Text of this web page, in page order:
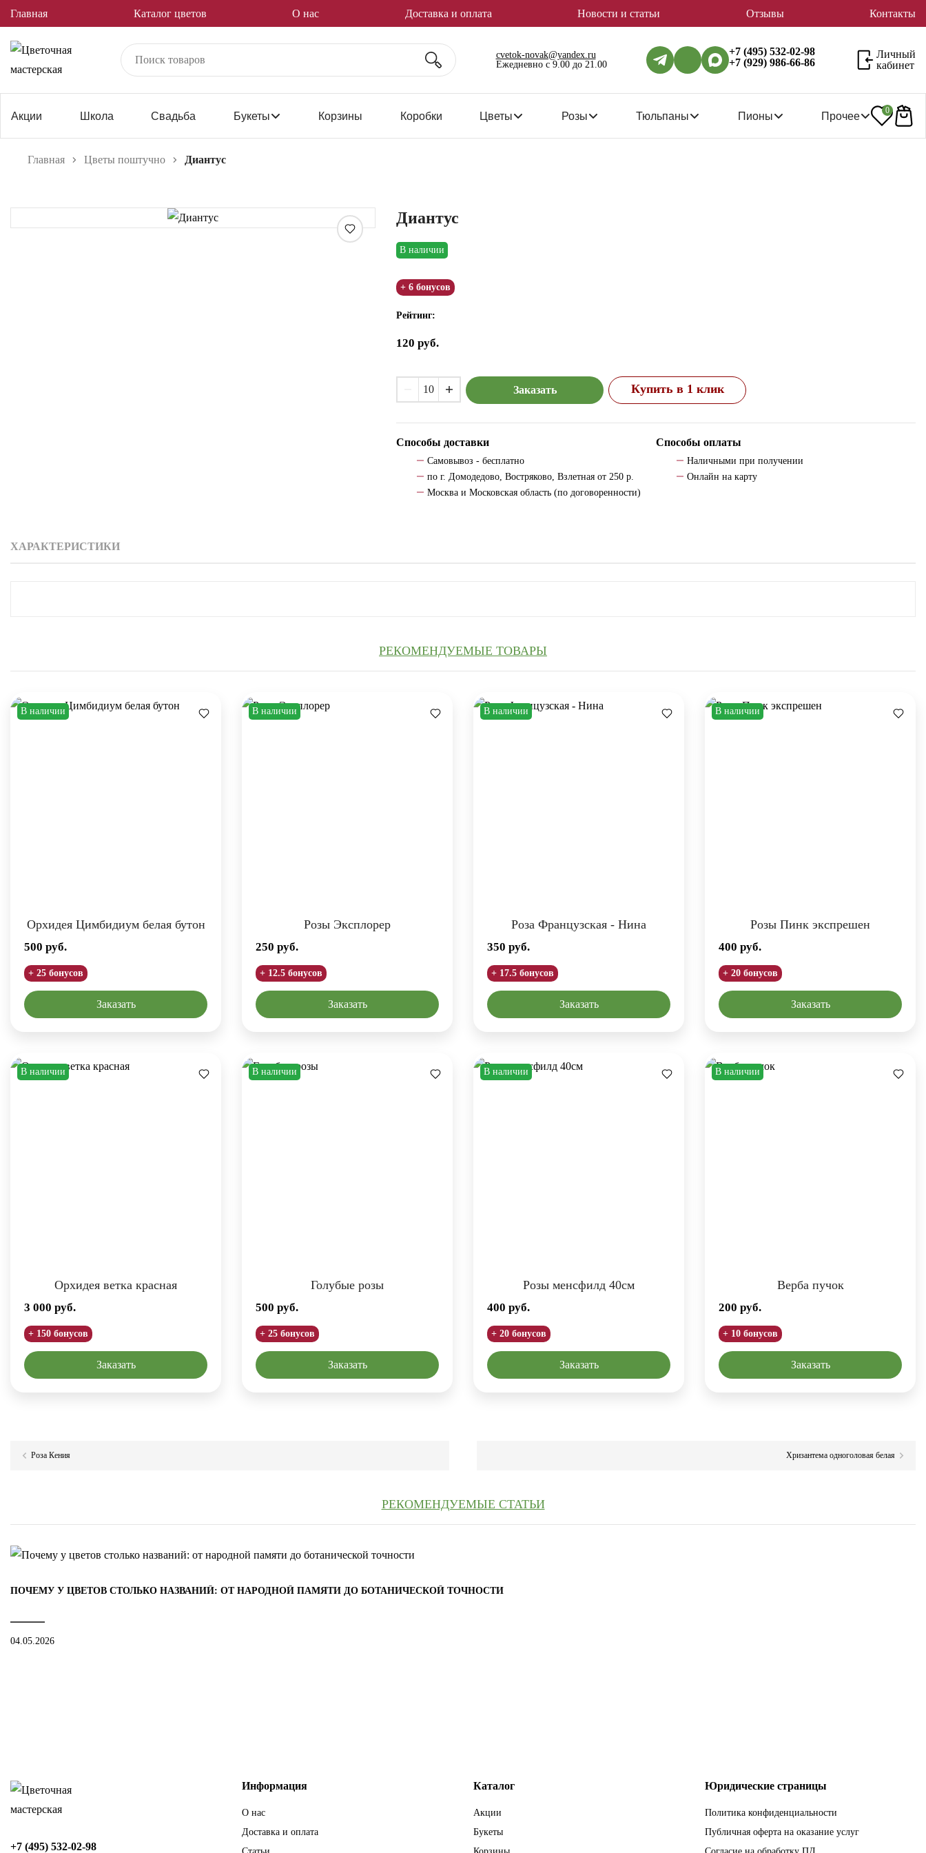
Главная Каталог цветов О нас Доставка и оплата Новости и статьи Отзывы Контакты
cvetok-novak@yandex.ru
Ежедневно с 9.00 до 21.00
+7 (495) 532-02-98
+7 (929) 986-66-86
Личный
кабинет
Акции Школа Свадьба Букеты Корзины Коробки Цветы Розы Тюльпаны Пионы Прочее 0
Главная Цветы поштучно Диантус
Увеличить Диантус
В наличии
+ 6 бонусов
Рейтинг:
120 руб.
Заказать Купить в 1 клик
Способы доставки
Самовывоз - бесплатно
по г. Домодедово, Востряково, Взлетная от 250 р.
Москва и Московская область (по договоренности)
Способы оплаты
Наличными при получении
Онлайн на карту
ХАРАКТЕРИСТИКИ
Роза Кения Хризантема одноголовая белая
РЕКОМЕНДУЕМЫЕ ТОВАРЫ
В наличии
Орхидея Цимбидиум белая бутон
500 руб.
+ 25 бонусов
Заказать
В наличии
Розы Эксплорер
250 руб.
+ 12.5 бонусов
Заказать
В наличии
Роза Французская - Нина
350 руб.
+ 17.5 бонусов
Заказать
В наличии
Розы Пинк экспрешен
400 руб.
+ 20 бонусов
Заказать
В наличии
Орхидея ветка красная
3 000 руб.
+ 150 бонусов
Заказать
В наличии
Голубые розы
500 руб.
+ 25 бонусов
Заказать
В наличии
Розы менсфилд 40см
400 руб.
+ 20 бонусов
Заказать
В наличии
Верба пучок
200 руб.
+ 10 бонусов
Заказать
РЕКОМЕНДУЕМЫЕ СТАТЬИ
ПОЧЕМУ У ЦВЕТОВ СТОЛЬКО НАЗВАНИЙ: ОТ НАРОДНОЙ ПАМЯТИ ДО БОТАНИЧЕСКОЙ ТОЧНОСТИ
04.05.2026
+7 (495) 532-02-98
Информация
О нас
Доставка и оплата
Каталог
Акции
Букеты
Юридические страницы
Политика конфиденциальности
Публичная оферта на оказание услуг